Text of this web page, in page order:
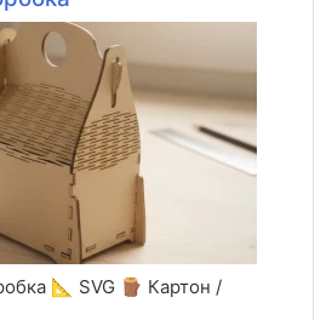
📐 SVG 🪵 Картон /